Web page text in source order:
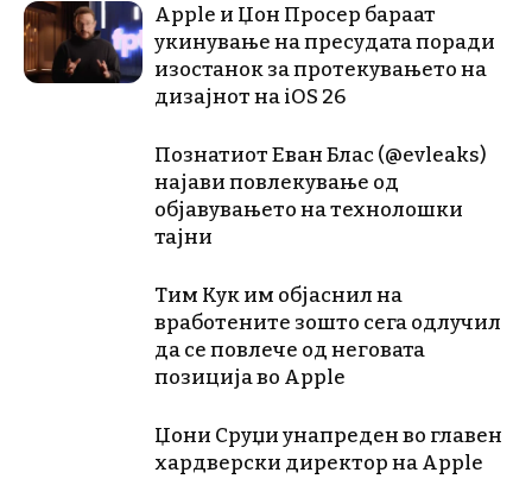
Apple и Џон Просер бараат
укинување на пресудата поради
изостанок за протекувањето на
дизајнот на iOS 26
Познатиот Еван Блас (@evleaks)
најави повлекување од
објавувањето на технолошки
тајни
Тим Кук им објаснил на
вработените зошто сега одлучил
да се повлече од неговата
позиција во Apple
Џони Сруџи унапреден во главен
хардверски директор на Apple